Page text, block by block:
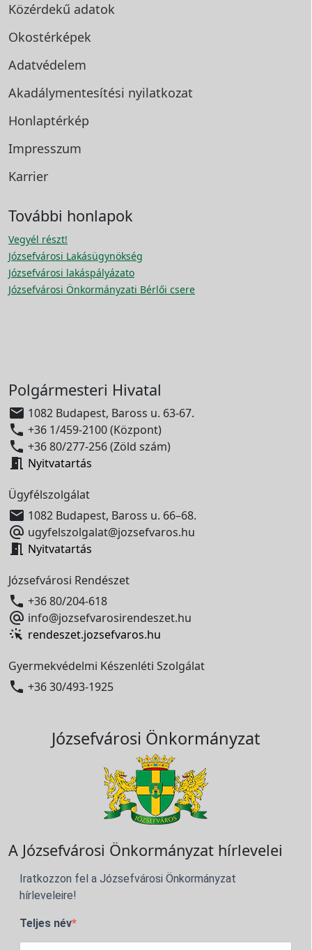
Közérdekű adatok
Okostérképek
Adatvédelem
Akadálymentesítési nyilatkozat
Honlaptérkép
Impresszum
Karrier
További honlapok
Vegyél részt!
Józsefvárosi Lakásügynökség
Józsefvárosi lakáspályázato
Józsefvárosi Önkormányzati Bérlői csere
Polgármesteri Hivatal
 1082 Budapest, Baross u. 63-67.
 +36 1/459-2100 (Központ)
 +36 80/277-256 (Zöld szám)
 Nyitvatartás
Ügyfélszolgálat
 1082 Budapest, Baross u. 66–68.
 ugyfelszolgalat@jozsefvaros.hu
 Nyitvatartás
Józsefvárosi Rendészet
 +36 80/204-618
 info@jozsefvarosirendeszet.hu
rendeszet.jozsefvaros.hu
Gyermekvédelmi Készenléti Szolgálat
 +36 30/493-1925
Józsefvárosi Önkormányzat
A Józsefvárosi Önkormányzat hírlevelei
Iratkozzon fel a Józsefvárosi Önkormányzat
hírleveleire!
Teljes név